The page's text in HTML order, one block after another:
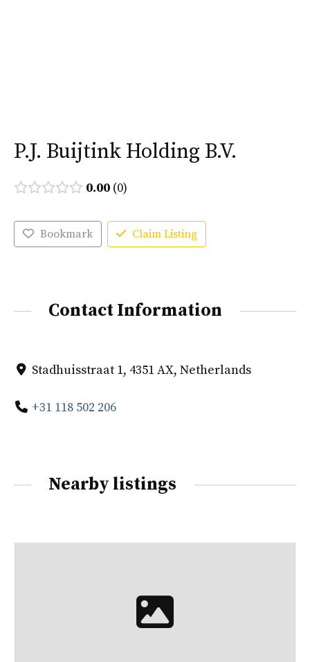
P.J. Buijtink Holding B.V.
0.00 0
Bookmark Claim Listing
Contact Information
Stadhuisstraat 1, 4351 AX, Netherlands
+31 118 502 206
Nearby listings